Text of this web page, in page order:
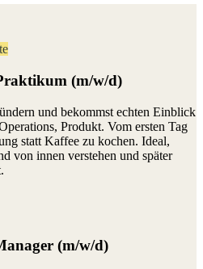
(m/w/d)
und bekommst echten Einblick
Produkt. Vom ersten Tag
statt Kaffee zu kochen. Ideal,
von innen verstehen und später
(m/w/d)